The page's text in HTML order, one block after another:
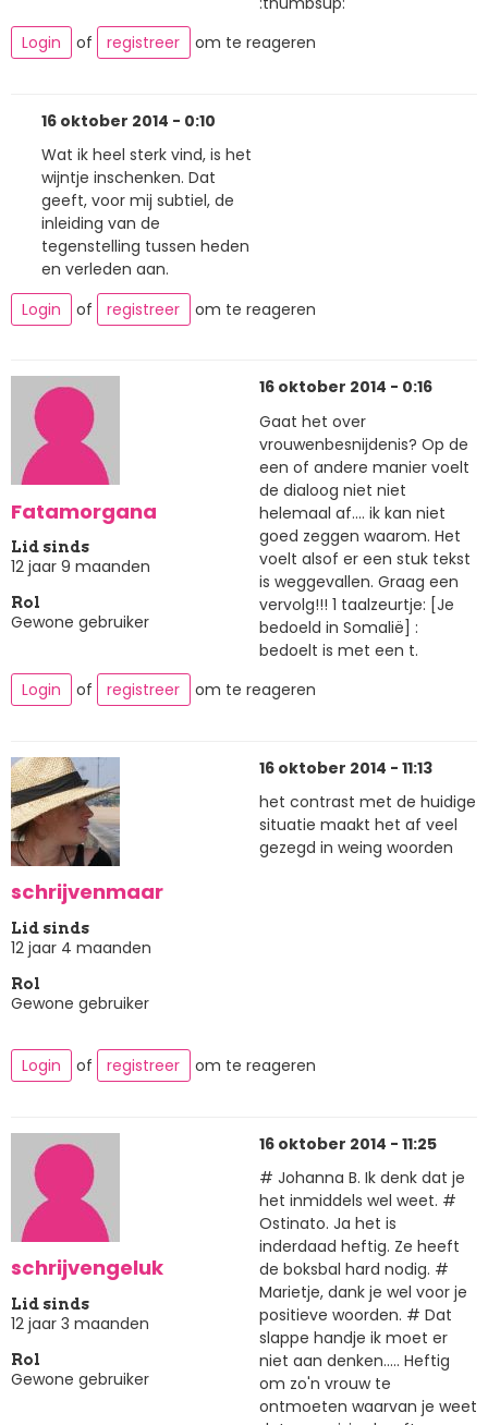
Login
of registreer om te reageren
16 oktober 2014 - 0:10
Wat ik heel sterk vind, is het
wijntje inschenken. Dat
geeft, voor mij subtiel, de
inleiding van de
tegenstelling tussen heden
en verleden aan.
Login
of registreer om te reageren
Fatamorgana
Lid sinds
12 jaar 9 maanden
Rol
Gewone gebruiker
16 oktober 2014 - 0:16
Gaat het over
vrouwenbesnijdenis? Op de
een of andere manier voelt
de dialoog niet niet
helemaal af.... ik kan niet
goed zeggen waarom. Het
voelt alsof er een stuk tekst
is weggevallen. Graag een
vervolg!!! 1 taalzeurtje: [Je
bedoeld in Somalië] :
bedoelt is met een t.
Login
of registreer om te reageren
schrijvenmaar
Lid sinds
12 jaar 4 maanden
Rol
Gewone gebruiker
16 oktober 2014 - 11:13
het contrast met de huidige
situatie maakt het af veel
gezegd in weing woorden
Login of registreer om te reageren
schrijvengeluk
Lid sinds
12 jaar 3 maanden
Rol
Gewone gebruiker
16 oktober 2014 - 11:25
# Johanna B. Ik denk dat je
het inmiddels wel weet. #
Ostinato. Ja het is
inderdaad heftig. Ze heeft
de boksbal hard nodig. #
Marietje, dank je wel voor je
positieve woorden. # Dat
slappe handje ik moet er
niet aan denken..... Heftig
om zo'n vrouw te
ontmoeten waarvan je weet